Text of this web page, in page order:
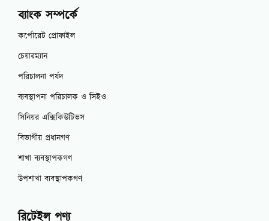
ব্যাংক সম্পর্কে
কর্পোরেট প্রোফাইল
চেয়ারম্যান
পরিচালনা পর্ষদ
ব্যবস্থাপনা পরিচালক ও সিইও
সিনিয়র এক্সিকিউটিভস
বিভাগীয় প্রধানগণ
শাখা ব্যবস্থাপকগণ
উপশাখা ব্যবস্থাপকগণ
রিটেইল পণ্য